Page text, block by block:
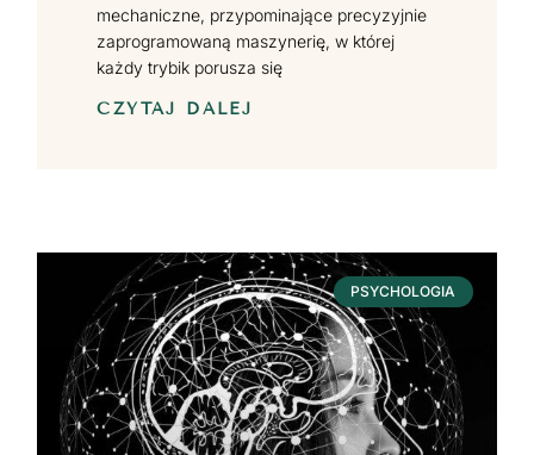
mechaniczne, przypominające precyzyjnie
zaprogramowaną maszynerię, w której
każdy trybik porusza się
CZYTAJ DALEJ
PSYCHOLOGIA